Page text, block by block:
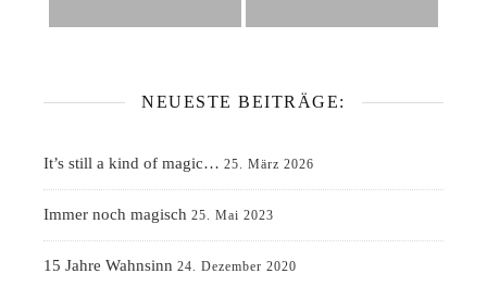
NEUESTE BEITRÄGE:
It’s still a kind of magic… 25. März 2026
Immer noch magisch 25. Mai 2023
15 Jahre Wahnsinn 24. Dezember 2020